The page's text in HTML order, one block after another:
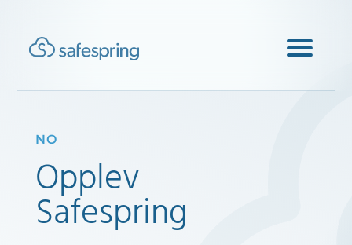
NO
Opplev
Safespring